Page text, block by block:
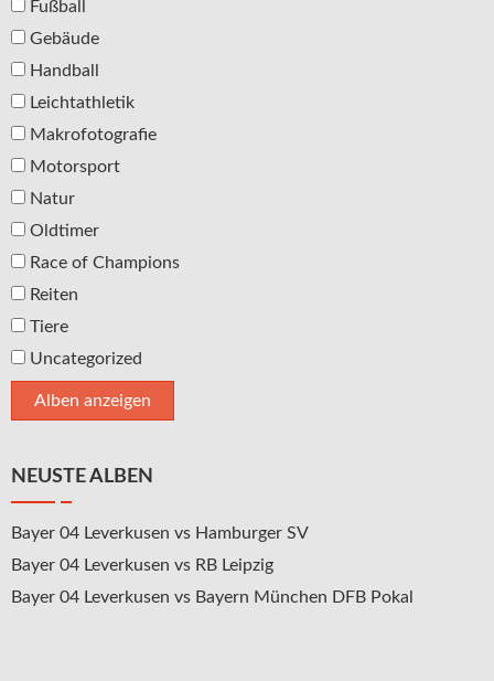
Fußball
Gebäude
Handball
Leichtathletik
Makrofotografie
Motorsport
Natur
Oldtimer
Race of Champions
Reiten
Tiere
Uncategorized
NEUSTE ALBEN
Bayer 04 Leverkusen vs Hamburger SV
Bayer 04 Leverkusen vs RB Leipzig
Bayer 04 Leverkusen vs Bayern München DFB Pokal